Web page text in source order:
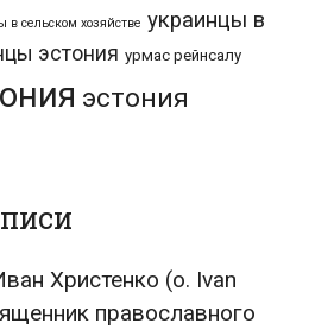
в сельском хозяйстве украинцы в
эстония урмас рейнсалу
эстония
Христенко (о. Ivan
православного